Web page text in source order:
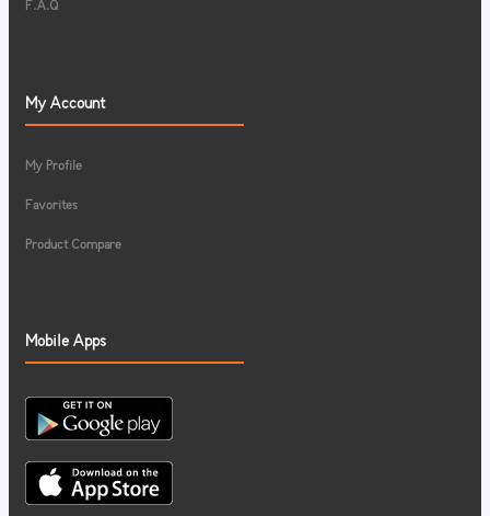
F.A.Q
My Account
My Profile
Favorites
Product Compare
Mobile Apps